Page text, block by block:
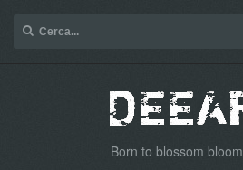
Born to blossom